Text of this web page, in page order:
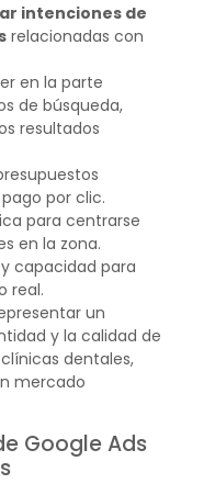
intenciones de
relacionadas con
en la parte
de búsqueda,
resultados
por clic.
para centrarse
en la zona.
capacidad para
real.
un
y la calidad de
dentales,
mercado
Google Ads